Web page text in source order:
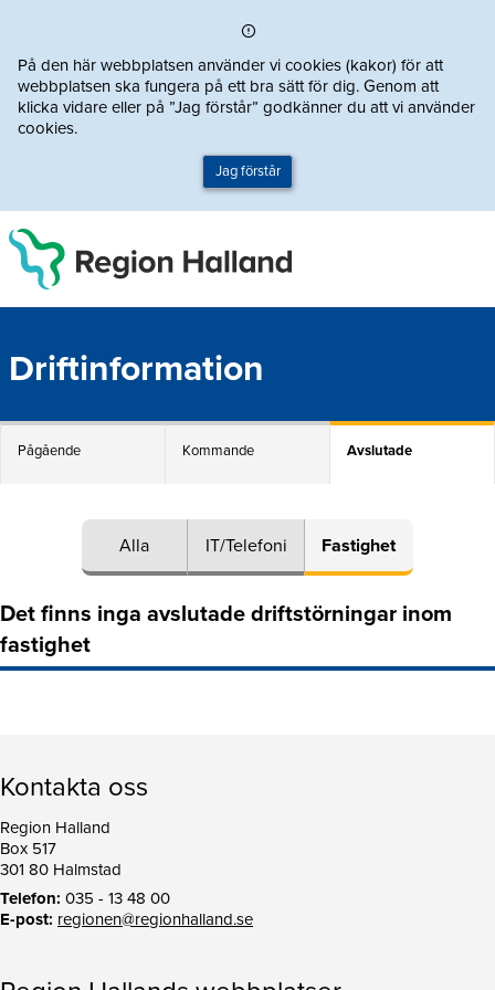
På den här webbplatsen använder vi cookies (kakor) för att
webbplatsen ska fungera på ett bra sätt för dig. Genom att
klicka vidare eller på ”Jag förstår” godkänner du att vi använder
cookies.
Jag förstår
Driftinformation
Pågående Kommande Avslutade
Alla IT/Telefoni Fastighet
Det finns inga avslutade driftstörningar inom
fastighet
Kontakta oss
Region Halland
Box 517
301 80 Halmstad
Telefon: 035 - 13 48 00
E-post: regionen@regionhalland.se